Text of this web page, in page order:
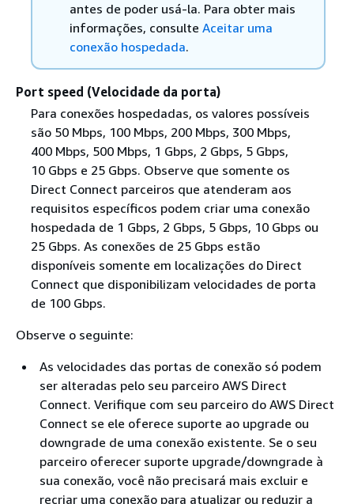
antes de poder usá-la. Para obter mais
informações, consulte Aceitar uma
conexão hospedada.
Port speed (Velocidade da porta)
Para conexões hospedadas, os valores possíveis
são 50 Mbps, 100 Mbps, 200 Mbps, 300 Mbps,
400 Mbps, 500 Mbps, 1 Gbps, 2 Gbps, 5 Gbps,
10 Gbps e 25 Gbps. Observe que somente os
Direct Connect parceiros que atenderam aos
requisitos específicos podem criar uma conexão
hospedada de 1 Gbps, 2 Gbps, 5 Gbps, 10 Gbps ou
25 Gbps. As conexões de 25 Gbps estão
disponíveis somente em localizações do Direct
Connect que disponibilizam velocidades de porta
de 100 Gbps.
Observe o seguinte:
As velocidades das portas de conexão só podem
ser alteradas pelo seu parceiro AWS Direct
Connect. Verifique com seu parceiro do AWS Direct
Connect se ele oferece suporte ao upgrade ou
downgrade de uma conexão existente. Se o seu
parceiro oferecer suporte upgrade/downgrade à
sua conexão, você não precisará mais excluir e
recriar uma conexão para atualizar ou reduzir a